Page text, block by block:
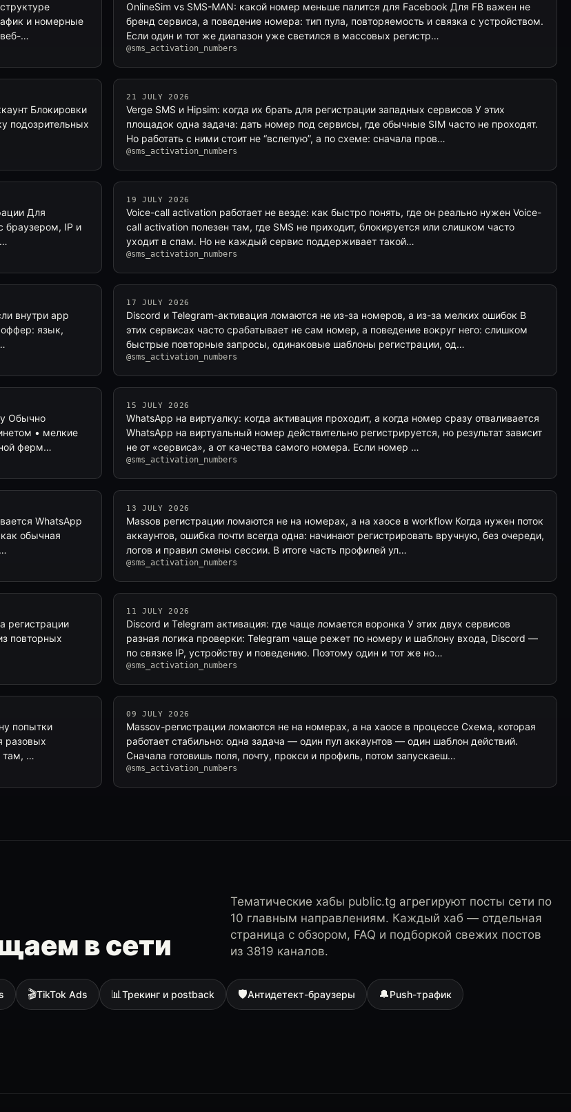
и номерные
…
OnlineSim vs SMS-MAN: какой номер меньше палится для Facebook Для FB важен не
бренд сервиса, а поведение номера: тип пула, повторяемость и связка с устройством.
Если один и тот же диапазон уже светился в массовых регистр…
@sms_activation_numbers
Блокировки
подозрительных
21 JULY 2026
Verge SMS и Hipsim: когда их брать для регистрации западных сервисов У этих
площадок одна задача: дать номер под сервисы, где обычные SIM часто не проходят.
Но работать с ними стоит не “вслепую”, а по схеме: сначала пров…
@sms_activation_numbers
Для
браузером, IP и
19 JULY 2026
Voice-call activation работает не везде: как быстро понять, где он реально нужен Voice-
call activation полезен там, где SMS не приходит, блокируется или слишком часто
уходит в спам. Но не каждый сервис поддерживает такой…
@sms_activation_numbers
внутри app
оффер: язык,
17 JULY 2026
Discord и Telegram-активация ломаются не из-за номеров, а из-за мелких ошибок В
этих сервисах часто срабатывает не сам номер, а поведение вокруг него: слишком
быстрые повторные запросы, одинаковые шаблоны регистрации, од…
@sms_activation_numbers
Обычно
• мелкие
ферм…
15 JULY 2026
WhatsApp на виртуалку: когда активация проходит, а когда номер сразу отваливается
WhatsApp на виртуальный номер действительно регистрируется, но результат зависит
не от «сервиса», а от качества самого номера. Если номер …
@sms_activation_numbers
WhatsApp
обычная
13 JULY 2026
Massов регистрации ломаются не на номерах, а на хаосе в workflow Когда нужен поток
аккаунтов, ошибка почти всегда одна: начинают регистрировать вручную, без очереди,
логов и правил смены сессии. В итоге часть профилей ул…
@sms_activation_numbers
регистрации
повторных
11 JULY 2026
Discord и Telegram активация: где чаще ломается воронка У этих двух сервисов
разная логика проверки: Telegram чаще режет по номеру и шаблону входа, Discord —
по связке IP, устройству и поведению. Поэтому один и тот же но…
@sms_activation_numbers
попытки
разовых
там, …
09 JULY 2026
Massov-регистрации ломаются не на номерах, а на хаосе в процессе Схема, которая
работает стабильно: одна задача — один пул аккаунтов — один шаблон действий.
Сначала готовишь поля, почту, прокси и профиль, потом запускаеш…
@sms_activation_numbers
в сети
Тематические хабы public.tg агрегируют посты сети по
10 главным направлениям. Каждый хаб — отдельная
страница с обзором, FAQ и подборкой свежих постов
из 3819 каналов.
🎬TikTok Ads 📊Трекинг и postback 🛡Антидетект-браузеры 🔔Push-трафик